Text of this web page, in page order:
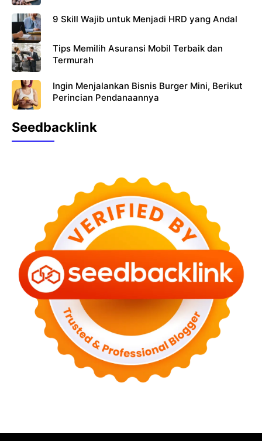
9 Skill Wajib untuk Menjadi HRD yang Andal
Tips Memilih Asuransi Mobil Terbaik dan
Termurah
Ingin Menjalankan Bisnis Burger Mini, Berikut
Perincian Pendanaannya
Seedbacklink